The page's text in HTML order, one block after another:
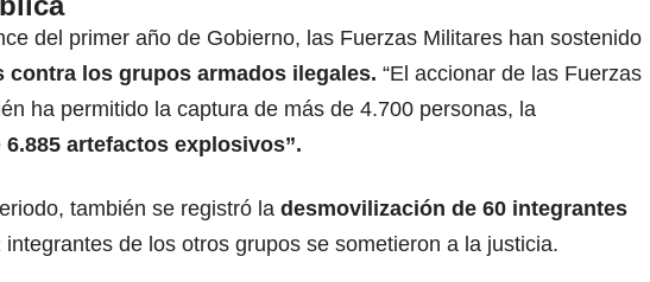
del primer año de Gobierno, las Fuerzas Militares han sostenido
contra los grupos armados ilegales. “El accionar de las Fuerzas
ha permitido la captura de más de 4.700 personas, la
6.885 artefactos explosivos”.
también se registró la desmovilización de 60 integrantes
integrantes de los otros grupos se sometieron a la justicia.